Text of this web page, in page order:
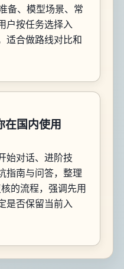
备、模型场景、常
户按任务选择入
适合做路线对比和
在国内使用
始对话、进阶技
指南与问答，整理
的流程，强调先用
是否保留当前入